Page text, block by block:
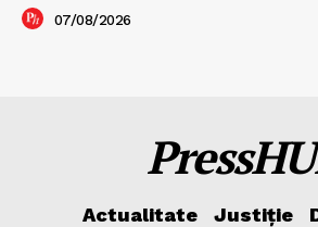
07/08/2026
Actualitate Justiție